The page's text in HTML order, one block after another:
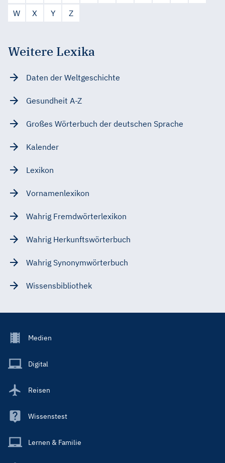
W
X Y Z
Weitere Lexika
Daten der Weltgeschichte
Gesundheit A-Z
Großes Wörterbuch der deutschen Sprache
Kalender
Lexikon
Vornamenlexikon
Wahrig Fremdwörterlexikon
Wahrig Herkunftswörterbuch
Wahrig Synonymwörterbuch
Wissensbibliothek
Footer
Main
Medien
Digital
Reisen
Wissenstest
Lernen & Familie